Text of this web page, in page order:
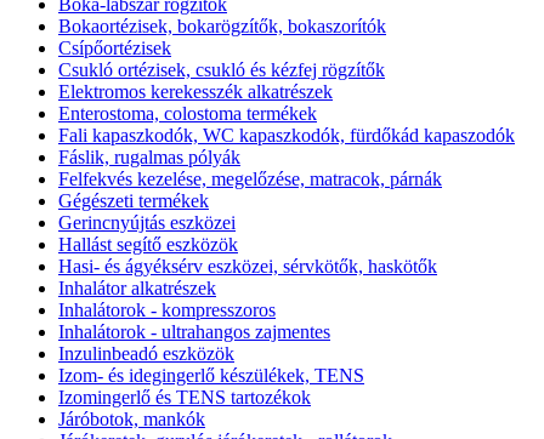
Bokaortézisek, bokarögzítők, bokaszorítók
Csípőortézisek
Csukló ortézisek, csukló és kézfej rögzítők
Elektromos kerekesszék alkatrészek
Enterostoma, colostoma termékek
Fali kapaszkodók, WC kapaszkodók, fürdőkád kapaszodók
Fáslik, rugalmas pólyák
Felfekvés kezelése, megelőzése, matracok, párnák
Gégészeti termékek
Gerincnyújtás eszközei
Hallást segítő eszközök
Hasi- és ágyéksérv eszközei, sérvkötők, haskötők
Inhalátor alkatrészek
Inhalátorok - kompresszoros
Inhalátorok - ultrahangos zajmentes
Inzulinbeadó eszközök
Izom- és idegingerlő készülékek, TENS
Izomingerlő és TENS tartozékok
Járóbotok, mankók